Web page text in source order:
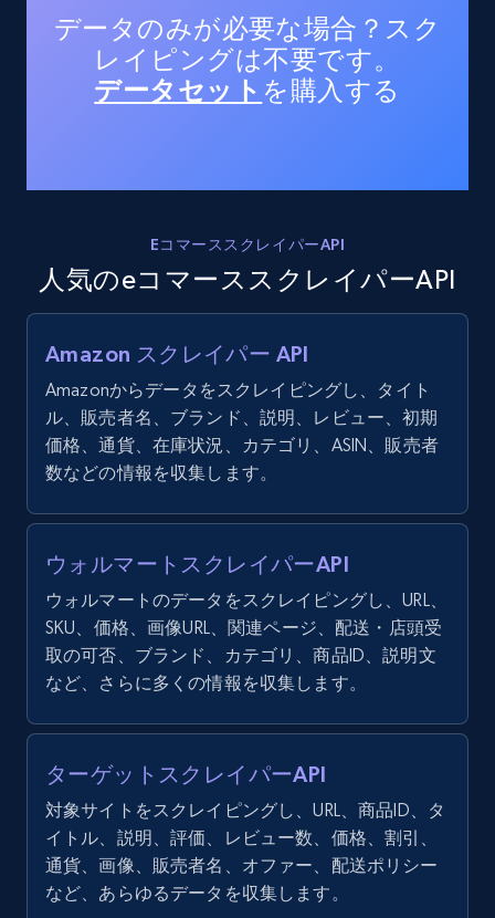
データのみが必要な場合？スク
レイピングは不要です。
データセット を購入する
EコマーススクレイパーAPI
人気のeコマーススクレイパーAPI
Amazon スクレイパー API
Amazonからデータをスクレイピングし、タイト
ル、販売者名、ブランド、説明、レビュー、初期
価格、通貨、在庫状況、カテゴリ、ASIN、販売者
数などの情報を収集します。
ウォルマートスクレイパーAPI
ウォルマートのデータをスクレイピングし、URL、
SKU、価格、画像URL、関連ページ、配送・店頭受
取の可否、ブランド、カテゴリ、商品ID、説明文
など、さらに多くの情報を収集します。
ターゲットスクレイパーAPI
対象サイトをスクレイピングし、URL、商品ID、タ
イトル、説明、評価、レビュー数、価格、割引、
通貨、画像、販売者名、オファー、配送ポリシー
など、あらゆるデータを収集します。